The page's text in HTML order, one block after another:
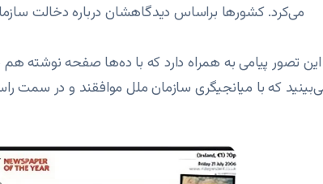
می‌کرد. کشورها براساس دیدگاهشان درباره دخالت
این تصور پیامی به همراه دارد که با ده‌ها صفحه نوشته
که با میانجیگری سازمان ملل موافقند و در سمت